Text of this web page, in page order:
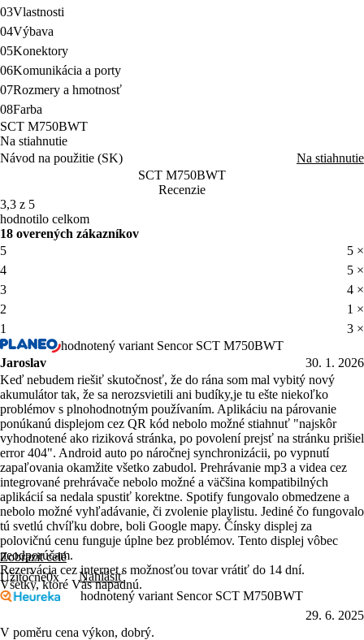
03Vlastnosti
04Výbava
05Konektory
06Komunikácia a porty
07Rozmery a hmotnosť
08Farba
SCT M750BWT
Na stiahnutie
Návod na použitie (SK)
Na stiahnutie
SCT M750BWT
Recenzie
3,3 z 5
hodnotilo celkom
18 overených zákazníkov
5
5 ×
4
5 ×
3
4 ×
2
1 ×
1
3 ×
hodnotený variant Sencor SCT M750BWT
Jaroslav
30. 1. 2026
Keď nebudem riešiť skutočnosť, že do rána som mal vybitý nový
akumulátor tak, že sa nerozsvietili ani budíky,je tu ešte niekoľko
problémov s plnohodnotným používaním. Aplikáciu na párovanie
ponúkanú displejom cez QR kód nebolo možné stiahnuť "najskôr
vyhodnotené ako riziková stránka, po povolení prejsť na stránku prišiel
error 404". Android auto po náročnej synchronizácii, po vypnutí
zapaľovania okamžite všetko zabudol. Prehrávanie mp3 a videa cez
integrované prehrávače nebolo možné a väčšina kompatibilných
aplikácií sa nedala spustiť korektne. Spotify fungovalo obmedzene a
nebolo možné vyhľadávanie, či zvolenie playlistu. Jediné čo fungovalo
tú svetlú chvíľku dobre, boli Google mapy. Čínsky displej za
polovičnú cenu funguje úplne bez problémov. Tento displej vôbec
neodporúčam.
Rezervácia cez internet s možnosťou tovar vrátiť do 14 dní.
Všetky, ktoré Vás napadnú.
Zobrazit celé
Užitočné0x
Nahlásiť
hodnotený variant Sencor SCT M750BWT
29. 6. 2025
V poměru cena výkon, dobrý.